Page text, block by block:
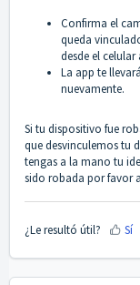
Confirma el
queda
desde el
La app te
nuevamente.
Si tu dispositivo fue
que desvinculemos tu
tengas a la mano tu
sido robada por favor
¿Le resultó útil? Sí